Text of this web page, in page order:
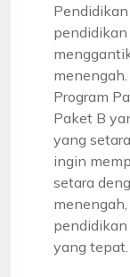
Program
Paket B
yang
ingin
setara
yang tepat.